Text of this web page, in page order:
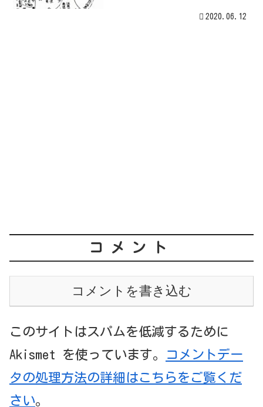
2020.06.12
コメント
コメントを書き込む
このサイトはスパムを低減するために
Akismet を使っています。
コメントデー
タの処理方法の詳細はこちらをご覧くだ
さい。